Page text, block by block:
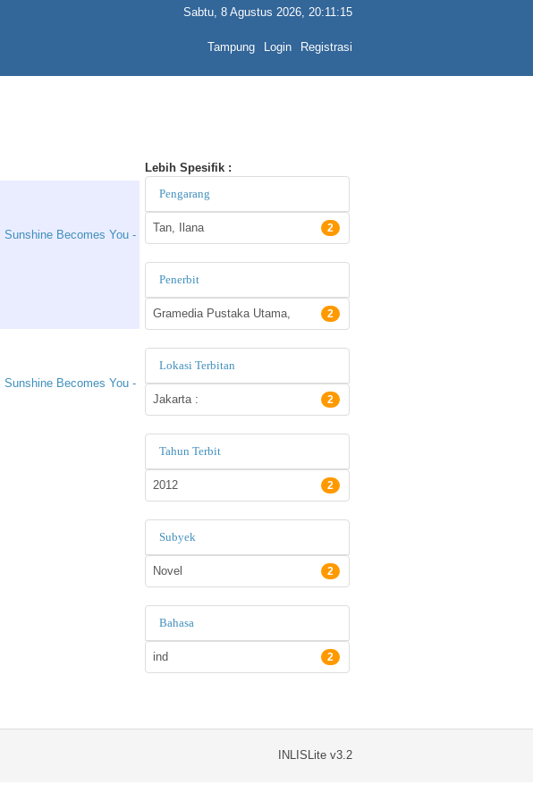
Sabtu, 8 Agustus 2026, 20:11:15
Tampung Login Registrasi
Becomes You -
Becomes You -
Lebih Spesifik :
Pengarang
Tan, Ilana 2
Penerbit
Gramedia Pustaka Utama, 2
Lokasi Terbitan
Jakarta : 2
Tahun Terbit
2012 2
Subyek
Novel 2
Bahasa
ind 2
INLISLite v3.2